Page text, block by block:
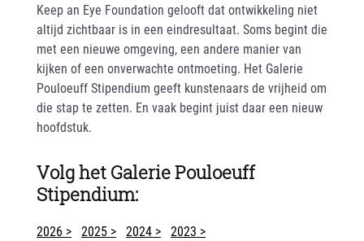
Keep an Eye Foundation gelooft dat ontwikkeling niet
altijd zichtbaar is in een eindresultaat. Soms begint die
met een nieuwe omgeving, een andere manier van
kijken of een onverwachte ontmoeting. Het Galerie
Pouloeuff Stipendium geeft kunstenaars de vrijheid om
die stap te zetten. En vaak begint juist daar een nieuw
hoofdstuk.
Volg het Galerie Pouloeuff
Stipendium:
2026 > 2025 > 2024 > 2023 >